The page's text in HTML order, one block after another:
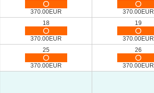
370.00EUR 370.00EUR
18
370.00EUR
19
370.00EUR
25
370.00EUR
26
370.00EUR